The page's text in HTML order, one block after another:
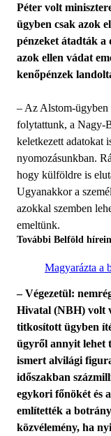
Péter volt
ügyben csak azok
pénzeket átadták
azok ellen vádat
kenőpénzek
– Az Alstom-ügyben
folytattunk, a Nagy-
keletkezett adatokat
nyomozásunkban.
hogy külföldre is
Ugyanakkor a
azokkal szemben
emeltünk.
További Belföld
Magyarázta a
– Végezetül:
Hivatal (NBH) volt
titkosított ügyben
ügyről annyit lehet
ismert alvilági
időszakban
egykori főnökét és
említették a
közvélemény, ha